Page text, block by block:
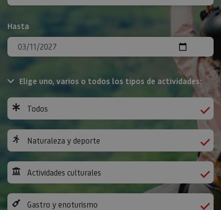
Hasta
Elige uno, varios o todos los tipos de actividades:
Todos
Naturaleza y deporte
Actividades culturales
Gastro y enoturismo